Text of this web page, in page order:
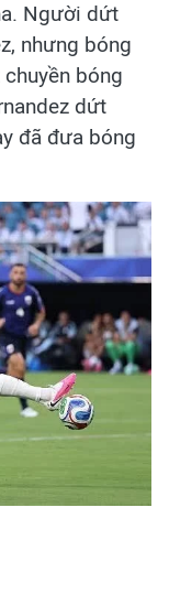
Người dứt
nhưng bóng
bóng
dứt
đã đưa bóng